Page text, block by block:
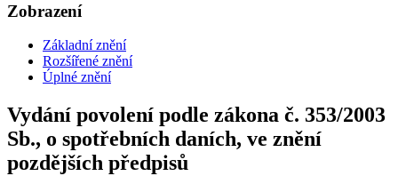
Zobrazení
Základní znění
Rozšířené znění
Úplné znění
Vydání povolení podle zákona č. 353/2003
Sb., o spotřebních daních, ve znění
pozdějších předpisů